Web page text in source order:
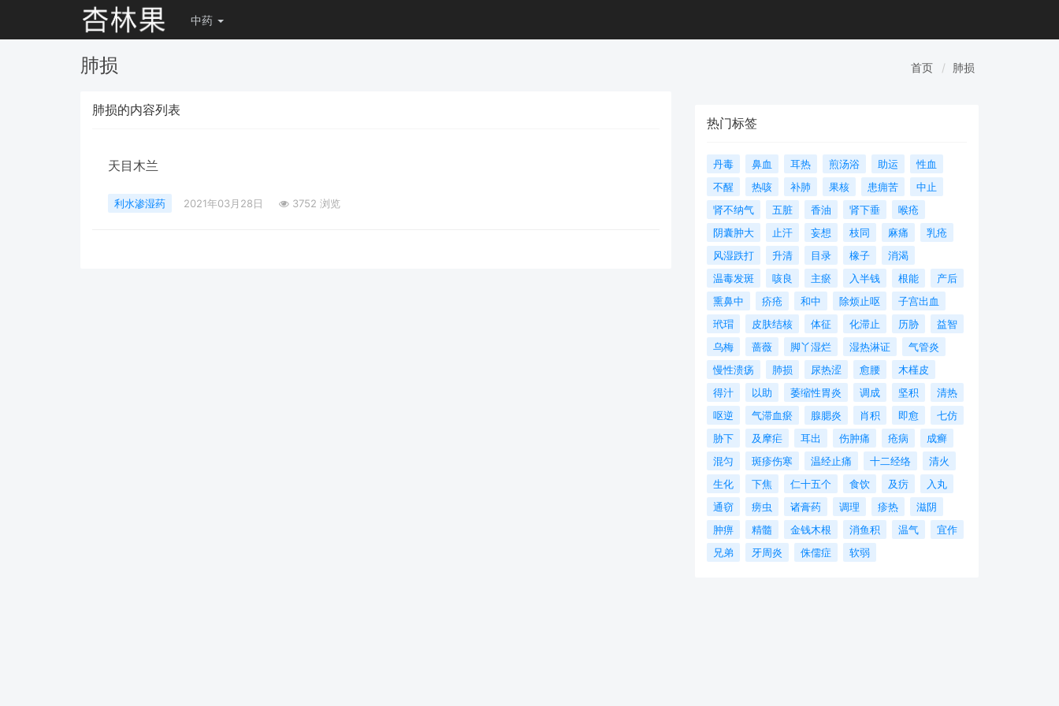
中药
肺损 首页 肺损
肺损的内容列表
天目木兰
利水渗湿药 2021年03月28日 3752 浏览
热门标签
丹毒 鼻血 耳热 煎汤浴 助运
性血
不醒
热咳 补肺 果核 患痈苦
中止
肾不纳气
五脏 香油 肾下垂
喉疮
阴囊肿大
止汗 妄想 枝同 麻痛
乳疮
风湿跌打
升清 目录 橡子
消渴
温毒发斑
咳良 主瘀 入半钱 根能
产后
熏鼻中
疥疮 和中 除烦止呕
子宫出血
玳瑁
皮肤结核 体征 化滞止 历胁
益智
乌梅
蔷薇 脚丫湿烂 湿热淋证
气管炎
慢性溃疡
肺损 尿热涩 愈腰
木槿皮
得汁
以助 萎缩性胃炎 调成 坚积
清热
呕逆
气滞血瘀 腺腮炎 肖积 即愈
七仿
胁下
及摩疟 耳出 伤肿痛 疮病
成癣
混匀
斑疹伤寒 温经止痛 十二经络
清火
生化
下焦 仁十五个 食饮 及疠
入丸
通窃
痨虫 诸膏药 调理 疹热
滋阴
肿痹
精髓 金钱木根 消鱼积 温气
宜作
兄弟
牙周炎 侏儒症 软弱